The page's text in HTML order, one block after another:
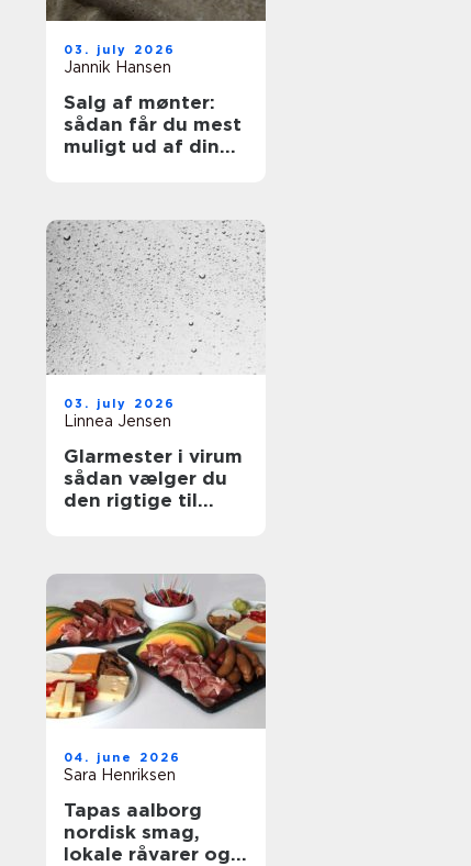
03. july 2026
Jannik Hansen
Salg af mønter:
sådan får du mest
muligt ud af din
03. july 2026
Linnea Jensen
Glarmester i virum
sådan vælger du
den rigtige til
04. june 2026
Sara Henriksen
Tapas aalborg
nordisk smag,
lokale råvarer og